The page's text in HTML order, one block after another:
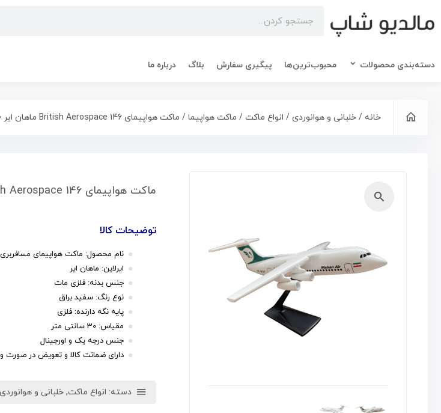
دسته‌بندی محصولات محبوب‌ترین‌ها پیگیری سفارش بلاگ درباره ما
خانه / خلبانی و هوانوردی / انواع ماکت / ماکت هواپیما / ماکت هواپیمای British Aerospace 146 ماهان ایر 30 سانتی
ماکت هواپیمای British Aerospace 146 ماهان ایر 30 سانتی
توضیحات کالا
نام محصول: ماکت هواپیمای مسافربری
ایرلاین: ماهان ایر
جنس بدنه: فلزی مات
نوع رنگ: سفید براق
پایه نگه دارنده: فلزی
مقیاس: 30 سانتی متر
جنس درجه یک و اورجینال
دارای ضمانت کالا و تعویض در صورت
دسته: انواع ماکت, خلبانی و هوانوردی